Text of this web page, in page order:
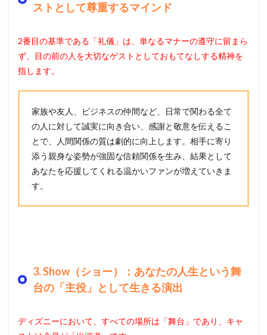
ストとして尊重するマインド
2番目の基準である「礼儀」は、単なるマナーの遵守に留まら
ず、目の前の人を大切なゲストとしておもてなしする精神を
指します。
家族や友人、ビジネスの仲間など、日常で関わる全て
の人に対して誠実に向き合い、感謝と敬意を伝えるこ
とで、人間関係の質は劇的に向上します。相手に寄り
添う親身な姿勢が強固な信頼関係を生み、結果として
あなたを応援してくれる温かいファンが増えていきま
す。
3. Show（ショー）：あなたの人生という舞
台の「主役」として生きる演出
ディズニーにおいて、すべての場所は「舞台」であり、キャ